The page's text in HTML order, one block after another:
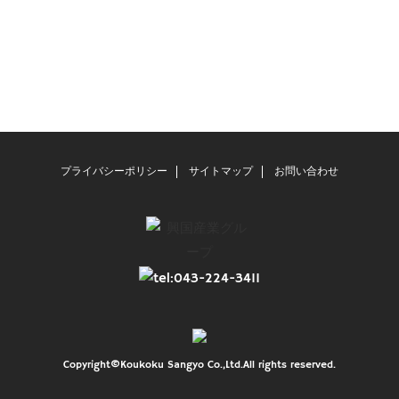
プライバシーポリシー サイトマップ お問い合わせ
Copyright©Koukoku Sangyo Co.,Ltd.All rights reserved.